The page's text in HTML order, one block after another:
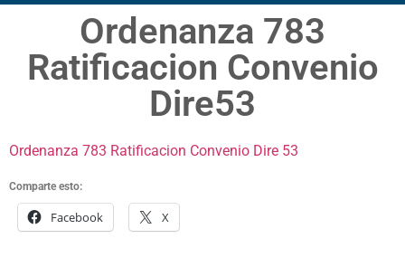
Ordenanza 783
Ratificacion Convenio
Dire53
Ordenanza 783 Ratificacion Convenio Dire 53
Comparte esto:
Facebook X